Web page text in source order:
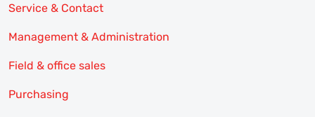
Service & Contact
Management & Administration
Field & office sales
Purchasing